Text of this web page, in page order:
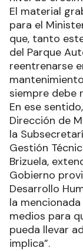
El material
para el
que, tanto
del Parque
reentrenarse
siempre debe
En ese
Dirección de
la
Gestión
Brizuela,
Gobierno
Desarrollo
la
medios para
pueda llevar
implica”.